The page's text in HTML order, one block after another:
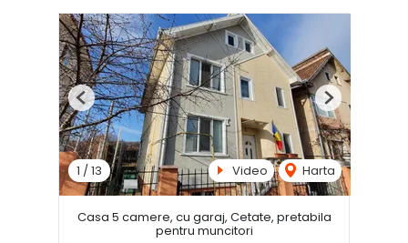
1 /13 Video Harta
Previous Next
Casa 5 camere, cu garaj, Cetate, pretabila
pentru muncitori